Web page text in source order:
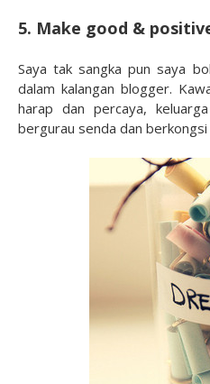
5. Make good &
Saya tak sangka pun saya
dalam kalangan blogger.
harap dan percaya,
bergurau senda dan berkongsi